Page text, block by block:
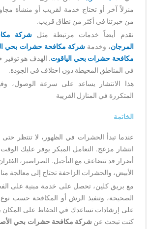
منزلاً آخر أو تحتاج خدمة لقريب أو منشأة
من خبرتنا في أكثر من نطاق قريب.
نقدم أيضاً خدمات مرتبطة مثل شركة
المرجان، وخدمةشركة مكافحة حشرات بحي
مكافحة حشرات بحي الياقوت. الهدف هو توفير
في المناطق المحيطة دون اختلاف في الجودة.
هذا الانتشار يساعد على سرعة الوصول،
المتكررة في المنازل القريبة
الخاتمة
عندما تبدأ الحشرات في الظهور، لا تنتظر
انتشار مزعج. التعامل المبكر يوفر عليك
أضرار قد تتضاعف مع التأجيل. الصراصير،
الأبيض، والحشرات الزاحفة تحتاج إلى معالجة
مع بريق كلين، تحصل على خدمة مبنية على
الصحيحة، وتنفيذ الرش أو المكافحة حسب
على إرشادات تساعدك في الحفاظ على المكان
كنت تبحث عن شركة مكافحة حشرات بحي